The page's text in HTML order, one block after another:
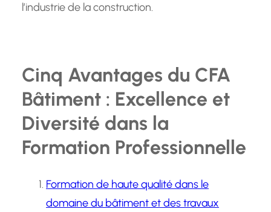
l’industrie de la construction.
Cinq Avantages du CFA
Bâtiment : Excellence et
Diversité dans la
Formation Professionnelle
Formation de haute qualité dans le
domaine du bâtiment et des travaux